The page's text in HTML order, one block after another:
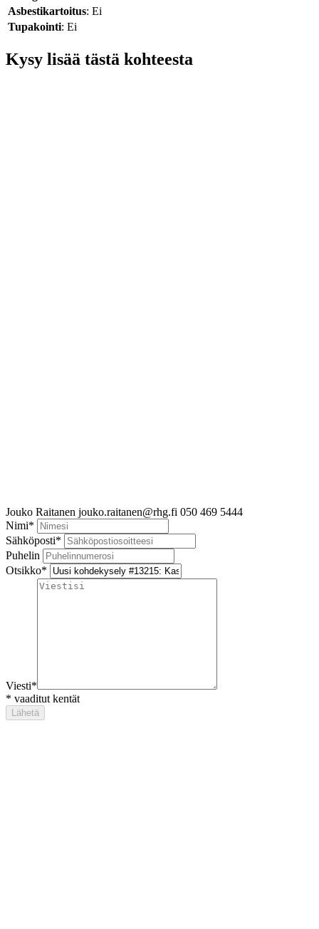
Asbestikartoitus: Ei
Tupakointi: Ei
Kysy lisää tästä kohteesta
Jouko Raitanen jouko.raitanen@rhg.fi 050 469 5444
Nimi*
Sähköposti*
Puhelin
Otsikko*
Viesti*
* vaaditut kentät